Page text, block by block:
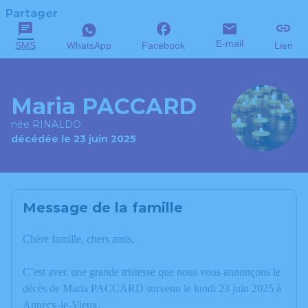
Partager
SMS WhatsApp Facebook E-mail Lien
Maria PACCARD
née RINALDO
décédée le 23 juin 2025
Message de la famille
Chère famille, chers amis,
C’est avec une grande tristesse que nous vous annonçons le
décès de Maria PACCARD survenu le lundi 23 juin 2025 à
Annecy-le-Vieux.